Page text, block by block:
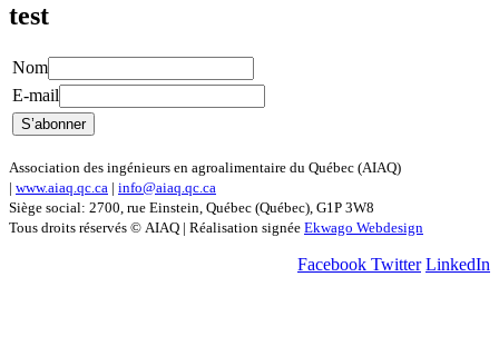
test
Nom
E-mail
Association des ingénieurs en agroalimentaire du Québec (AIAQ)
| www.aiaq.qc.ca | info@aiaq.qc.ca
Siège social: 2700, rue Einstein, Québec (Québec), G1P 3W8
Tous droits réservés © AIAQ | Réalisation signée Ekwago Webdesign
Facebook Twitter LinkedIn